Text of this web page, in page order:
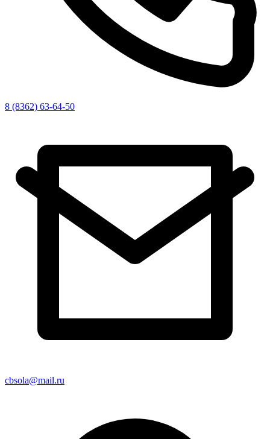
8 (8362) 63-64-50
cbsola@mail.ru